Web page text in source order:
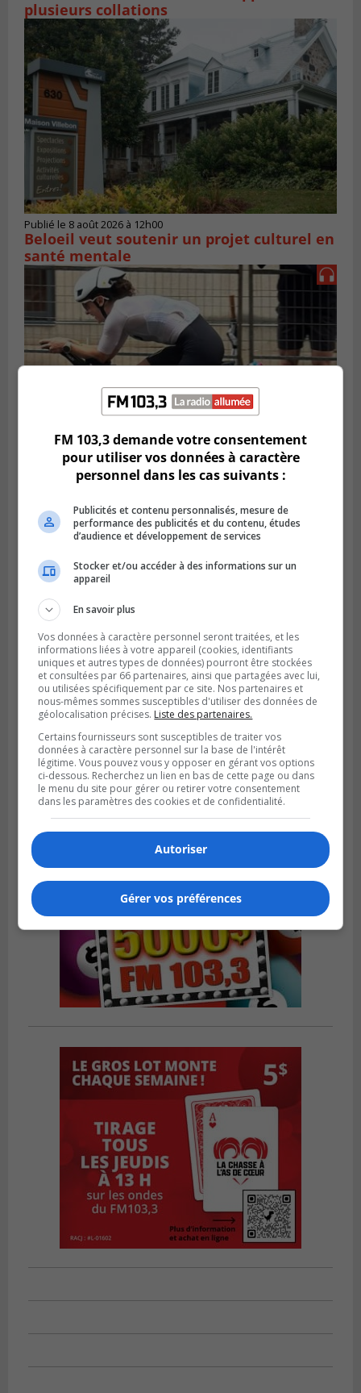
plusieurs collations
Publié le 8 août 2026 à 12h00
Beloeil veut soutenir un projet culturel en
santé mentale
SAINT-LAMBERT
Publié le 5 août 2026 à 08h23
parcours inspirant d’Emma Fontaine
Publié le 4 août 2026 à 13h18
Des fromages de la Laiterie Coaticook
rappelés par l’ACIA
FM 103,3 demande votre consentement
pour utiliser vos données à caractère
personnel dans les cas suivants :
Publicités et contenu personnalisés, mesure de
performance des publicités et du contenu, études
d’audience et développement de services
Stocker et/ou accéder à des informations sur un
appareil
En savoir plus
Vos données à caractère personnel seront traitées, et les
informations liées à votre appareil (cookies, identifiants
uniques et autres types de données) pourront être stockées
et consultées par 66 partenaires, ainsi que partagées avec lui,
ou utilisées spécifiquement par ce site. Nos partenaires et
nous-mêmes sommes susceptibles d'utiliser des données de
géolocalisation précises. Liste des partenaires.
Certains fournisseurs sont susceptibles de traiter vos
données à caractère personnel sur la base de l'intérêt
légitime. Vous pouvez vous y opposer en gérant vos options
ci-dessous. Recherchez un lien en bas de cette page ou dans
le menu du site pour gérer ou retirer votre consentement
dans les paramètres des cookies et de confidentialité.
Autoriser
Gérer vos préférences